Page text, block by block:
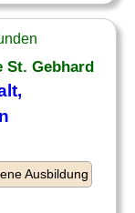
St. Gebhard
,
Ausbildung